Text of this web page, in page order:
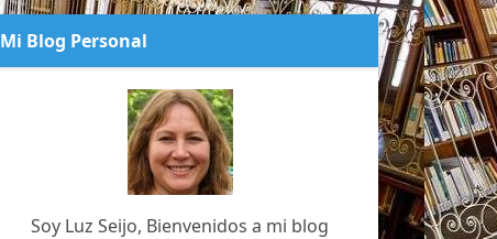
Mi Blog Personal
Soy Luz Seijo, Bienvenidos a mi blog